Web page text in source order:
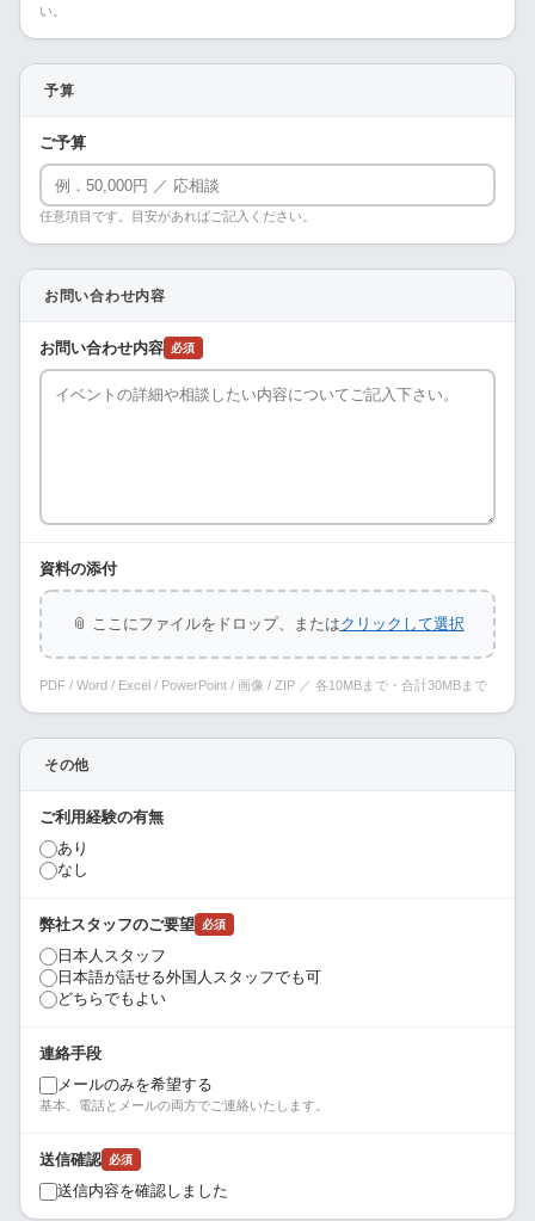
い。
予算
ご予算
任意項目です。目安があればご記入ください。
お問い合わせ内容
お問い合わせ内容 必須
資料の添付
📎 ここにファイルをドロップ、またはクリックして選択
PDF / Word / Excel / PowerPoint / 画像 / ZIP ／ 各10MBまで・合計30MBまで
その他
ご利用経験の有無
あり
なし
弊社スタッフのご要望 必須
日本人スタッフ
日本語が話せる外国人スタッフでも可
どちらでもよい
連絡手段
メールのみを希望する
基本、電話とメールの両方でご連絡いたします。
送信確認 必須
送信内容を確認しました